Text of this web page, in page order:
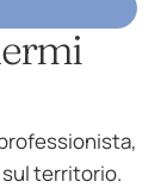
territorio.